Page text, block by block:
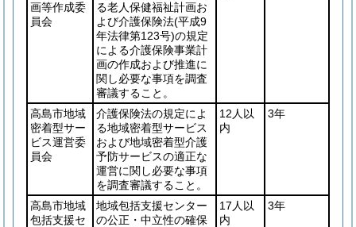
画等作成委
員会
る老人保健福祉計画お
よび介護保険法(平成9
年法律第123号)の規定
による介護保険事業計
画の作成および推進に
関し必要な事項を調査
審議すること。
高島市地域
密着型サー
ビス運営委
員会
介護保険法の規定によ
る地域密着型サービス
および地域密着型介護
予防サービスの適正な
運営に関し必要な事項
を調査審議すること。
12人以
内
3年
高島市地域
包括支援セ
地域包括支援センター
の公正・中立性の確保
17人以
内
3年